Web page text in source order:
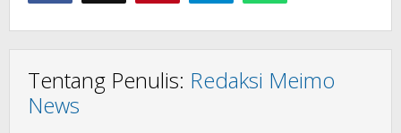
Tentang Penulis: Redaksi Meimo
News